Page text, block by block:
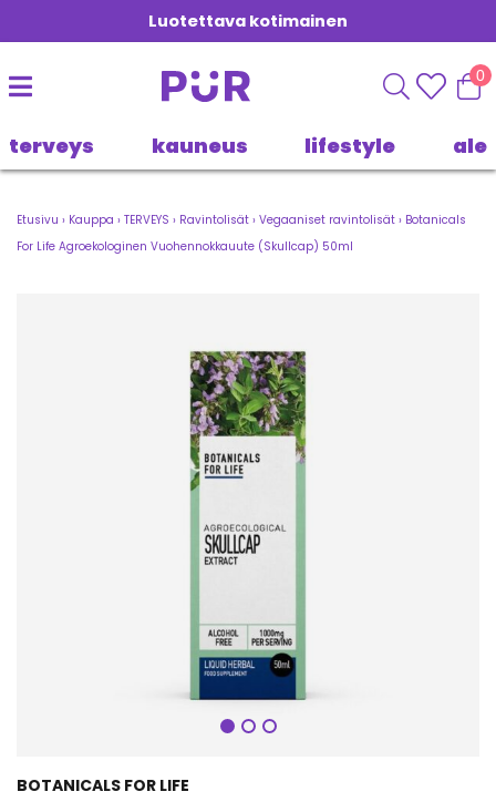
Luotettava kotimainen
0
terveys kauneus lifestyle ale
Etusivu › Kauppa › TERVEYS › Ravintolisät › Vegaaniset ravintolisät › Botanicals
For Life Agroekologinen Vuohennokkauute (Skullcap) 50ml
Seuraava
BOTANICALS FOR LIFE